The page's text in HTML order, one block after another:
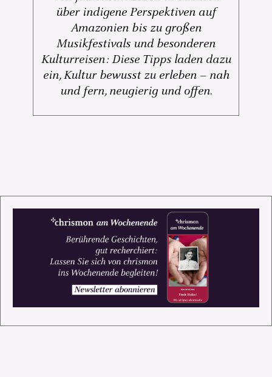
über indigene Perspektiven auf
Amazonien bis zu großen
Musikfestivals und besonderen
Kulturreisen: Diese Tipps laden dazu
ein, Kultur bewusst zu erleben – nah
und fern, neugierig und offen.